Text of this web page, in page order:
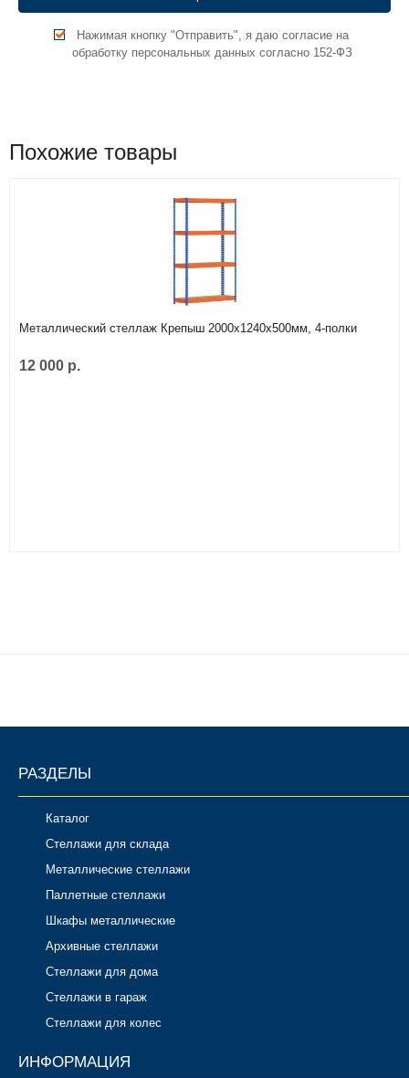
Нажимая кнопку "Отправить", я даю согласие на
обработку персональных данных согласно 152-ФЗ
Похожие товары
Металлический стеллаж Крепыш 2000х1240х500мм, 4-полки
12 000 р.
РАЗДЕЛЫ
Каталог
Стеллажи для склада
Металлические стеллажи
Паллетные стеллажи
Шкафы металлические
Архивные стеллажи
Стеллажи для дома
Стеллажи в гараж
Стеллажи для колес
ИНФОРМАЦИЯ